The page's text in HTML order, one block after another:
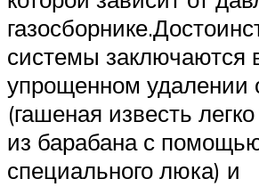
системы заключаются
упрощенном удалении
(гашеная известь
из барабана с
специального люка) и